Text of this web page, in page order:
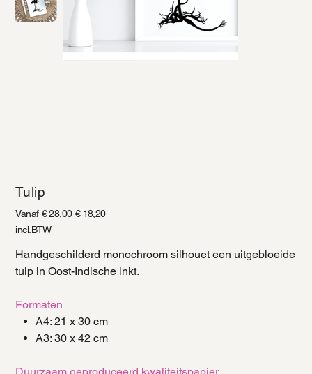
Tulip
Vanaf Originele
prijs
€ 28,00 Verkoopprijs
€ 18,20
incl.BTW
Handgeschilderd monochroom silhouet een uitgebloeide
tulp in Oost-Indische inkt.
Formaten
A4: 21 x 30 cm
A3: 30 x 42 cm